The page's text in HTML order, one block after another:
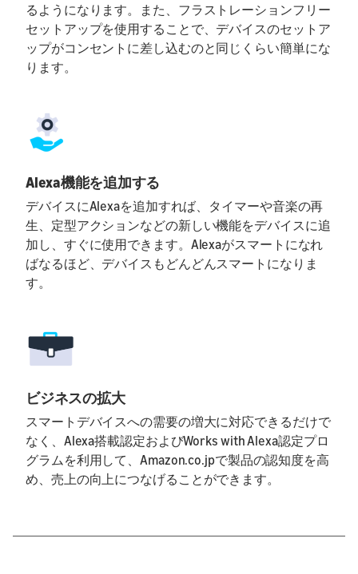
るようになります。また、フラストレーションフリー
セットアップを使用することで、デバイスのセットア
ップがコンセントに差し込むのと同じくらい簡単にな
ります。
Alexa機能を追加する
デバイスにAlexaを追加すれば、タイマーや音楽の再
生、定型アクションなどの新しい機能をデバイスに追
加し、すぐに使用できます。Alexaがスマートになれ
ばなるほど、デバイスもどんどんスマートになりま
す。
ビジネスの拡大
スマートデバイスへの需要の増大に対応できるだけで
なく、Alexa搭載認定およびWorks with Alexa認定プロ
グラムを利用して、Amazon.co.jpで製品の認知度を高
め、売上の向上につなげることができます。